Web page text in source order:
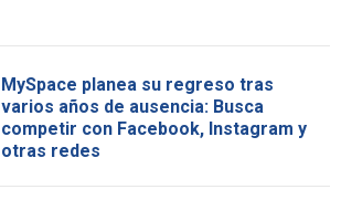
MySpace planea su regreso tras
varios años de ausencia: Busca
competir con Facebook, Instagram y
otras redes